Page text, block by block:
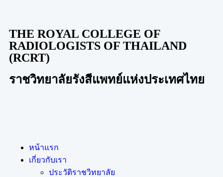
THE ROYAL COLLEGE OF
RADIOLOGISTS OF THAILAND
(RCRT)
ราชวิทยาลัยรังสีแพทย์แห่งประเทศไทย
หน้าแรก
เกี่ยวกับเรา
ประวัติราชวิทยาลัย